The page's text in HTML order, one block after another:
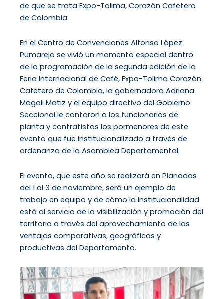
de que se trata Expo-Tolima, Corazón Cafetero
de Colombia.
En el Centro de Convenciones Alfonso López
Pumarejo se vivió un momento especial dentro
de la programación de la segunda edición de la
Feria Internacional de Café, Expo-Tolima Corazón
Cafetero de Colombia, la gobernadora Adriana
Magali Matiz y el equipo directivo del Gobierno
Seccional le contaron a los funcionarios de
planta y contratistas los pormenores de este
evento que fue institucionalizado a través de
ordenanza de la Asamblea Departamental.
El evento, que este año se realizará en Planadas
del 1 al 3 de noviembre, será un ejemplo de
trabajo en equipo y de cómo la institucionalidad
está al servicio de la visibilización y promoción del
territorio a través del aprovechamiento de las
ventajas comparativas, geográficas y
productivas del Departamento.